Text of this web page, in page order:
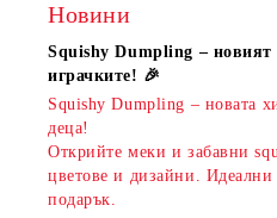
Новини
Squishy Dumpling – новият
играчките! 🎉
Squishy Dumpling – новата
деца!
Открийте меки и забавни
цветове и дизайни. Идеални
подарък.